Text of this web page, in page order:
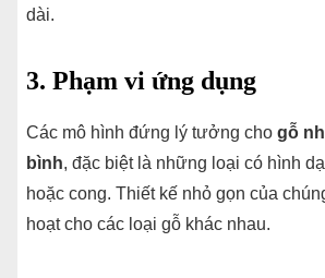
dài.
3. Phạm vi ứng dụng
Các mô hình đứng lý tưởng cho gỗ
bình, đặc biệt là những loại có hình
hoặc cong. Thiết kế nhỏ gọn của
hoạt cho các loại gỗ khác nhau.